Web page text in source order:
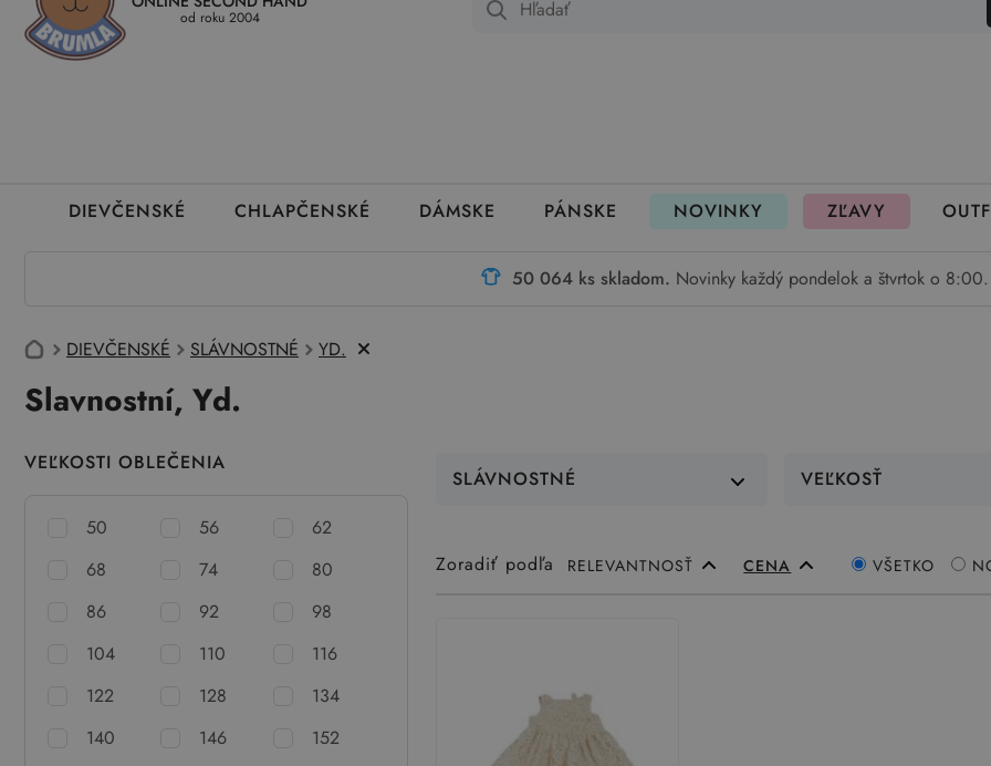
Kedy a ako dostanem tovar Ako môžem vrátiť oblečenie Ako fungujú rezervácie
od roku 2004
DIEVČENSKÉ CHLAPČENSKÉ DÁMSKE PÁNSKE NOVINKY ZĽAVY
50 064 ks skladom. Novinky každý pondelok a štvrtok o 8:00.
DIEVČENSKÉ SLÁVNOSTNÉ YD.
Slavnostní, Yd.
VEĽKOSTI OBLEČENIA
50 56
62
68
74
80
86
92
98
104
110
116
122
128
134
140
146
152
SLÁVNOSTNÉ VEĽKOSŤ
Zoradiť podľa RELEVANTNOSŤ CENA VŠETKO